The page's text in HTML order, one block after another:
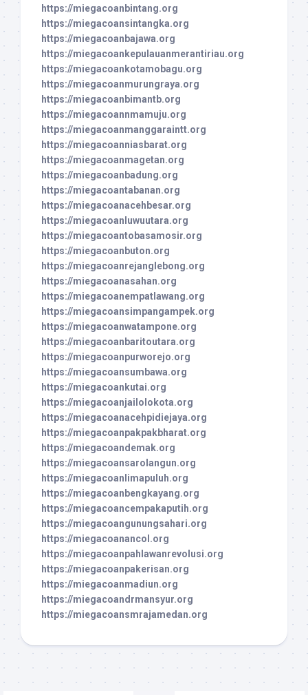
https://miegacoanbintang.org
https://miegacoansintangka.org
https://miegacoanbajawa.org
https://miegacoankepulauanmerantiriau.org
https://miegacoankotamobagu.org
https://miegacoanmurungraya.org
https://miegacoanbimantb.org
https://miegacoannmamuju.org
https://miegacoanmanggaraintt.org
https://miegacoanniasbarat.org
https://miegacoanmagetan.org
https://miegacoanbadung.org
https://miegacoantabanan.org
https://miegacoanacehbesar.org
https://miegacoanluwuutara.org
https://miegacoantobasamosir.org
https://miegacoanbuton.org
https://miegacoanrejanglebong.org
https://miegacoanasahan.org
https://miegacoanempatlawang.org
https://miegacoansimpangampek.org
https://miegacoanwatampone.org
https://miegacoanbaritoutara.org
https://miegacoanpurworejo.org
https://miegacoansumbawa.org
https://miegacoankutai.org
https://miegacoanjailolokota.org
https://miegacoanacehpidiejaya.org
https://miegacoanpakpakbharat.org
https://miegacoandemak.org
https://miegacoansarolangun.org
https://miegacoanlimapuluh.org
https://miegacoanbengkayang.org
https://miegacoancempakaputih.org
https://miegacoangunungsahari.org
https://miegacoanancol.org
https://miegacoanpahlawanrevolusi.org
https://miegacoanpakerisan.org
https://miegacoanmadiun.org
https://miegacoandrmansyur.org
https://miegacoansmrajamedan.org